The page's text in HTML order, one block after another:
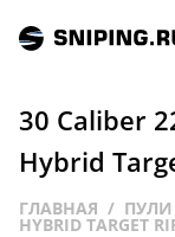
СОБЫТИЯ
РЕЙТИНГ
30 Caliber
Hybrid
ГЛАВНАЯ ПУЛИ
HYBRID TARGET